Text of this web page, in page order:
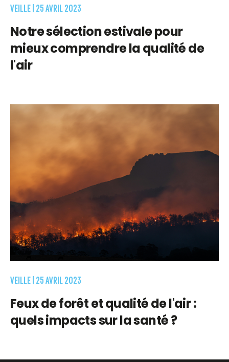
VEILLE | 25 AVRIL 2023
Notre sélection estivale pour
mieux comprendre la qualité de
l'air
VEILLE | 25 AVRIL 2023
Feux de forêt et qualité de l'air :
quels impacts sur la santé ?